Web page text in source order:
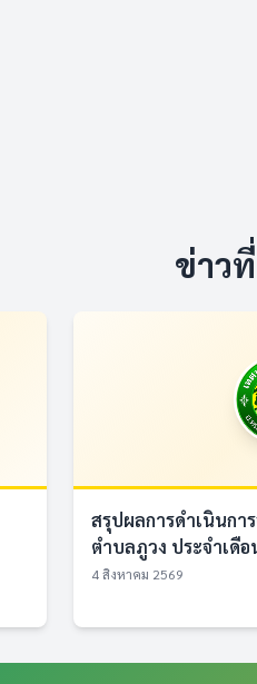
ข่าว
สรุปผลการดำเนินกา
ตำบลภูวง ประจำเดื
4 สิงหาคม 2569